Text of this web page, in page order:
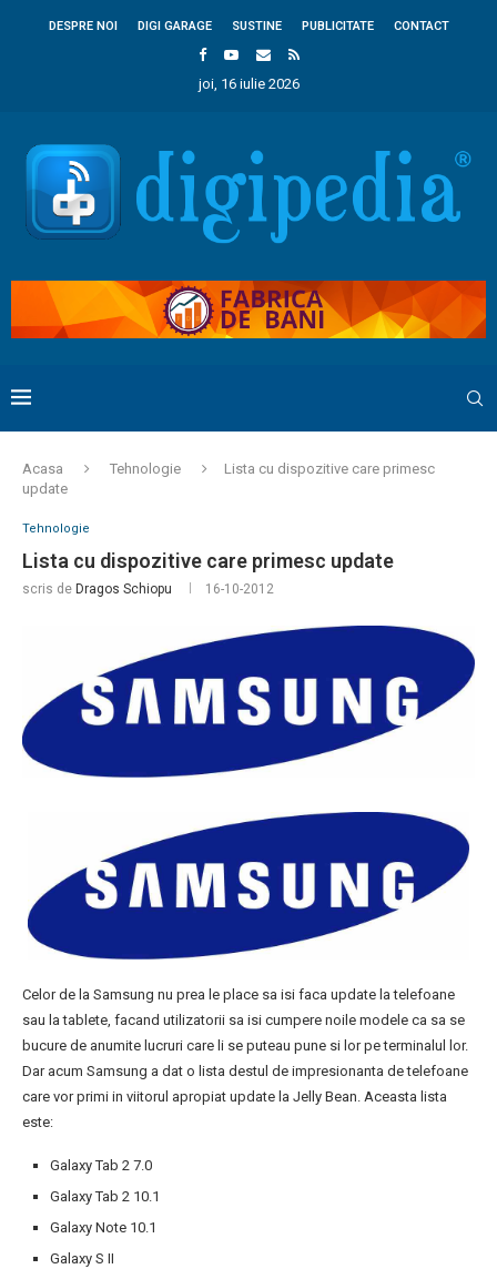
DESPRE NOI DIGI GARAGE SUSTINE PUBLICITATE CONTACT
joi, 16 iulie 2026
Acasa Tehnologie
Lista cu dispozitive care primesc
update
Tehnologie
Lista cu dispozitive care primesc update
scris de Dragos Schiopu 16-10-2012
Celor de la Samsung nu prea le place sa isi faca update la telefoane
sau la tablete, facand utilizatorii sa isi cumpere noile modele ca sa se
bucure de anumite lucruri care li se puteau pune si lor pe terminalul lor.
Dar acum Samsung a dat o lista destul de impresionanta de telefoane
care vor primi in viitorul apropiat update la Jelly Bean. Aceasta lista
este:
Galaxy Tab 2 7.0
Galaxy Tab 2 10.1
Galaxy Note 10.1
Galaxy S II